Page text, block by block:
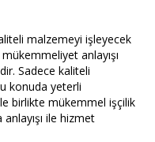
malzemeyi işleyecek
anlayışı
Sadece kaliteli
konuda yeterli
birlikte mükemmel işçilik
ile hizmet